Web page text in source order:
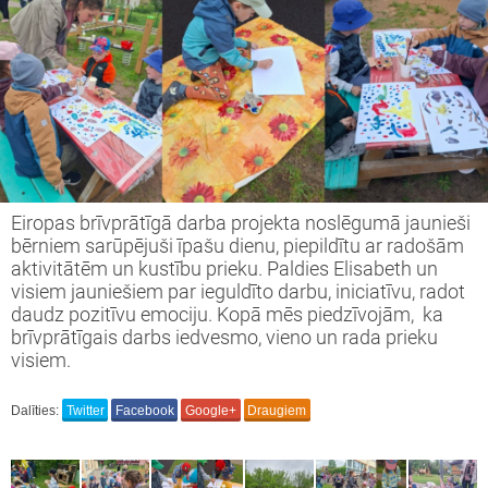
Eiropas brīvprātīgā darba projekta noslēgumā jaunieši
bērniem sarūpējuši īpašu dienu, piepildītu ar radošām
aktivitātēm un kustību prieku. Paldies Elisabeth un
visiem jauniešiem par ieguldīto darbu, iniciatīvu, radot
daudz pozitīvu emociju. Kopā mēs piedzīvojām, ka
brīvprātīgais darbs iedvesmo, vieno un rada prieku
visiem.
Dalīties: Twitter Facebook Google+ Draugiem
tiekamies IKT ' 23-24
darba projekts Nr.2023-1-LV02-
VJT-000114519
projekts " We are full of wonder"
darba projekts Nr.2022-1-LV02-
VJT-000080173
Latvijai!
brīvprātīgā darba projekts
Together" 2